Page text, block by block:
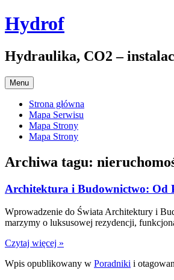
Przejdź
do
Hydrof
Hydraulika, CO2 –
Menu
Strona główna
Mapa Serwisu
Mapa Strony
Mapa Strony
Archiwa tagu:
Architektura i Budownictwo: Od
Wprowadzenie do Świata Architektury i
marzymy o luksusowej rezydencji,
Czytaj więcej »
Wpis opublikowany w Poradniki i